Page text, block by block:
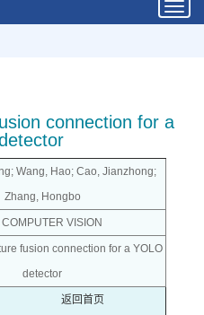
connection for a
Wang, Hao; Cao, Jianzhong;
Zhang, Hongbo
COMPUTER VISION
fusion connection for a YOLO
detector
返回首页